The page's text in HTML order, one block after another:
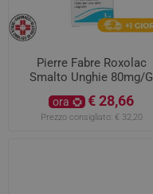
Pierre Fabre Roxolac
Smalto Unghie 80mg/G
ora € 28,66
Prezzo consigliato: € 32,20